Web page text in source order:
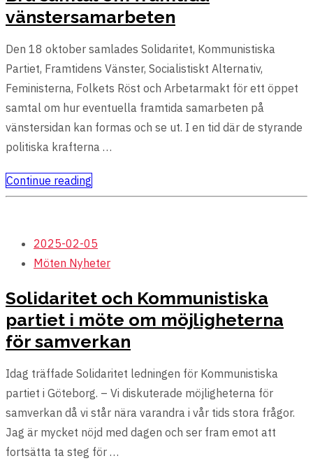
vänstersamarbeten
Den 18 oktober samlades Solidaritet, Kommunistiska
Partiet, Framtidens Vänster, Socialistiskt Alternativ,
Feministerna, Folkets Röst och Arbetarmakt för ett öppet
samtal om hur eventuella framtida samarbeten på
vänstersidan kan formas och se ut. I en tid där de styrande
politiska krafterna …
Continue reading
2025-02-05
Möten Nyheter
Solidaritet och Kommunistiska
partiet i möte om möjligheterna
för samverkan
Idag träffade Solidaritet ledningen för Kommunistiska
partiet i Göteborg. – Vi diskuterade möjligheterna för
samverkan då vi står nära varandra i vår tids stora frågor.
Jag är mycket nöjd med dagen och ser fram emot att
fortsätta ta steg för …